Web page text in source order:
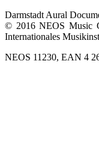
Darmstadt Aural
© 2016 NEOS Music
Internationales
NEOS 11230, EAN 4